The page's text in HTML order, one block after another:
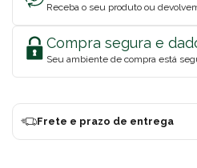
Receba o seu produto ou
Compra segura e
Seu ambiente de compra está
Frete e prazo de entrega